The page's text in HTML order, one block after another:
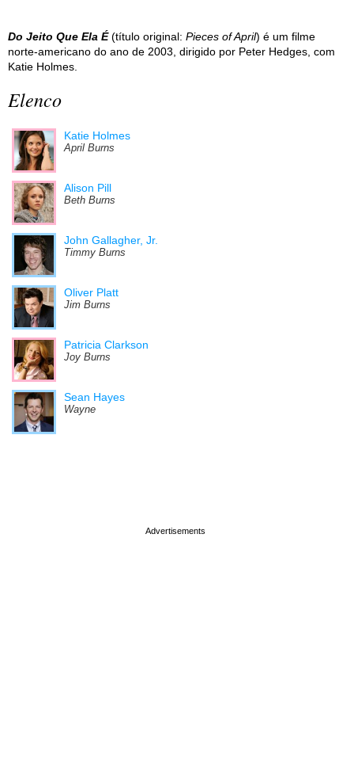
Do Jeito Que Ela É(título original: Pieces of April) é um filme
norte-americano do ano de 2003, dirigido por Peter Hedges, com
Katie Holmes.
Elenco
Katie Holmes
April Burns
Alison Pill
Beth Burns
John Gallagher, Jr.
Timmy Burns
Oliver Platt
Jim Burns
Patricia Clarkson
Joy Burns
Sean Hayes
Wayne